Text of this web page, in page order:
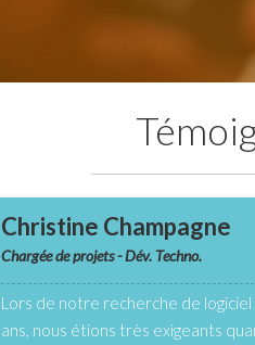
Christine Champagne
Chargée de projets - Dév. Techno.
Lors de notre recherche de logiciel
ans, nous étions très exigeants